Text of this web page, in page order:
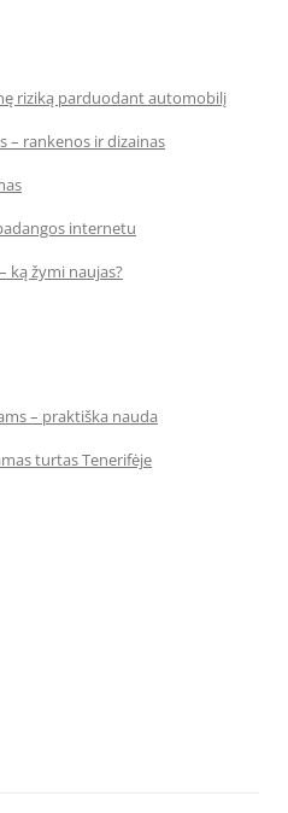
riziką parduodant automobilį
– rankenos ir dizainas
internetu
ką žymi naujas?
– praktiška nauda
turtas Tenerifėje